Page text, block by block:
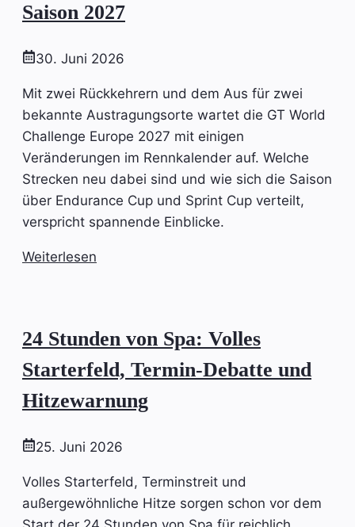
Saison 2027
30. Juni 2026
Mit zwei Rückkehrern und dem Aus für zwei
bekannte Austragungsorte wartet die GT World
Challenge Europe 2027 mit einigen
Veränderungen im Rennkalender auf. Welche
Strecken neu dabei sind und wie sich die Saison
über Endurance Cup und Sprint Cup verteilt,
verspricht spannende Einblicke.
Weiterlesen
24 Stunden von Spa: Volles
Starterfeld, Termin-Debatte und
Hitzewarnung
25. Juni 2026
Volles Starterfeld, Terminstreit und
außergewöhnliche Hitze sorgen schon vor dem